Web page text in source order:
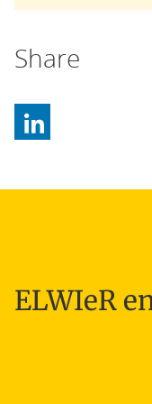
Share
ELWIeR